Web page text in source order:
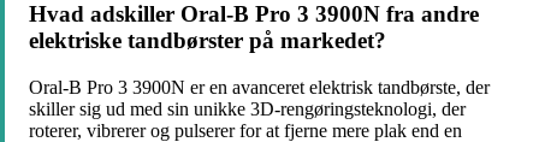
Hvad adskiller Oral-B Pro 3 3900N fra andre
elektriske tandbørster på markedet?
Oral-B Pro 3 3900N er en avanceret elektrisk tandbørste, der
skiller sig ud med sin unikke 3D-rengøringsteknologi, der
roterer, vibrerer og pulserer for at fjerne mere plak end en